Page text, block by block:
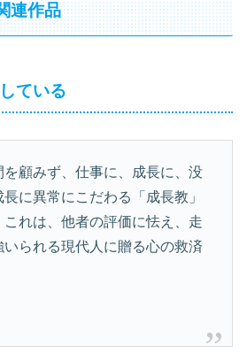
連作品
ている
顧みず、仕事に、成長に、没
に異常にこだわる「成長教」
れは、他者の評価に怯え、走
いられる現代人に贈る心の救済